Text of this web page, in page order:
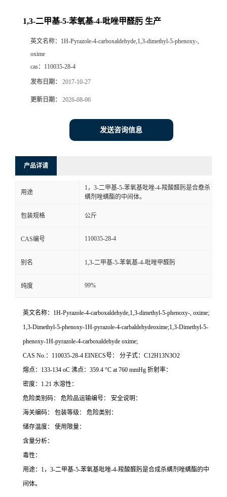
1,3-二甲基-5-苯氧基-4-吡唑甲醛肟 生产
英文名称： 1H-Pyrazole-4-carboxaldehyde,1,3-dimethyl-5-phenoxy-,
oxime
cas： 110035-28-4
发布日期： 2017-10-27
更新日期： 2026-08-06
发送咨询信息
产品详请
用途
1，3-二甲基-5-苯氧基吡唑-4-羧酸醛肟是合憃杀
螨剂唑螨酯的中间体。
包装规格 公斤
CAS编号 110035-28-4
别名 1,3-二甲基-5-苯氧基-4-吡唑甲醛肟
纯度 99%
英文名称：1H-Pyrazole-4-carboxaldehyde,1,3-dimethyl-5-phenoxy-, oxime;
1,3-Dimethyl-5-phenoxy-1H-pyrazole-4-carbaldehydeoxime;1,3-Dimethyl-5-
phenoxy-1H-pyrazole-4-carboxaldehyde oxime;
CAS No.：110035-28-4 EINECS号： 分子式：C12H13N3O2
熔点：133-134 oC 沸点：359.4 °C at 760 mmHg 折射率：
密度：1.21 水溶性：
危险类别码： 危险品运输编号： 安全说明：
海关编码： 包装等级： 危险类别：
储存温度： 使用限量：
含量分析：
毒性：
用途：1，3-二甲基-5-苯氧基吡唑-4-羧酸醛肟是合成杀螨剂唑螨酯的中
间体。